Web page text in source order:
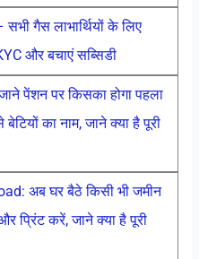
गैस लाभार्थियों के लिए
और बचाएं सब्सिडी
पेंशन पर किसका होगा पहला
का नाम, जाने क्या है पूरी
अब घर बैठे किसी भी जमीन
प्रिंट करें, जाने क्या है पूरी